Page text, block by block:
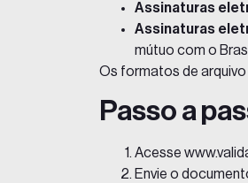
Assinaturas
Assinaturas
mútuo com o
Os formatos de
Passo a
Acesse
Envie o